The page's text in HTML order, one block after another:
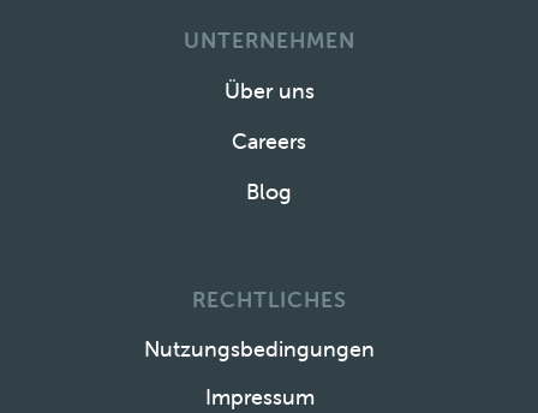
UNTERNEHMEN
Über uns
Careers
Blog
RECHTLICHES
Nutzungsbedingungen
Impressum